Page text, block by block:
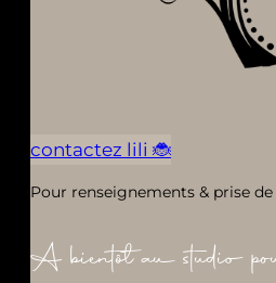
contactez lili 🐞
Pour renseignements & prise de
A bientôt au studio